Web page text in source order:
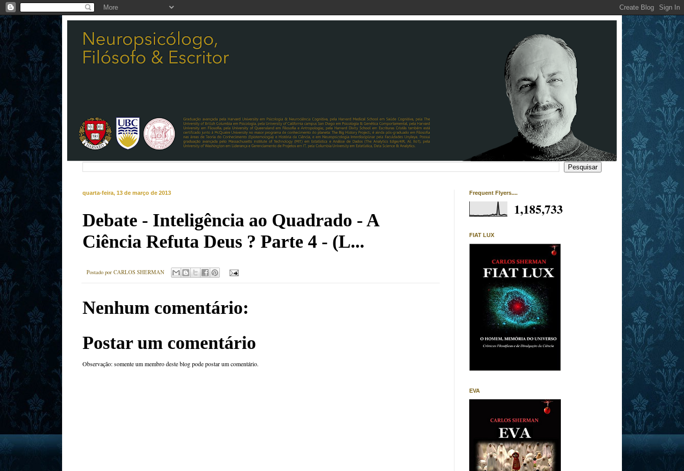
quarta-feira, 13 de março de 2013
Debate - Inteligência ao Quadrado - A
Ciência Refuta Deus ? Parte 4 - (L...
Postado por CARLOS SHERMAN
Nenhum comentário:
Postar um comentário
Observação: somente um membro deste blog pode postar um comentário.
Frequent Flyers....
1,185,733
FIAT LUX
EVA